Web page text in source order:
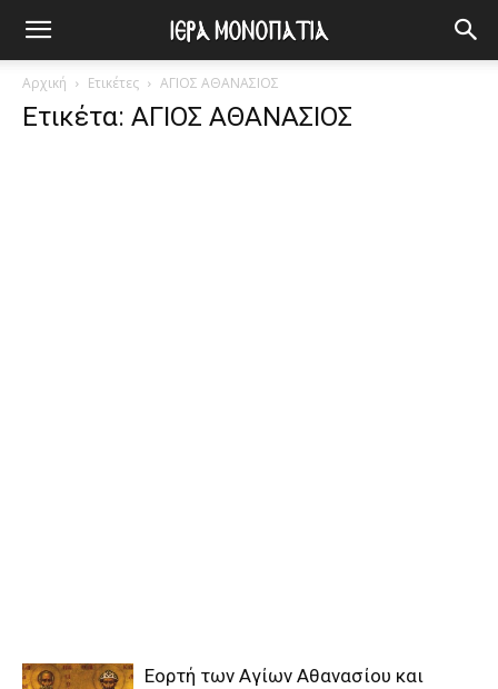
Αρχική Ετικέτες ΑΓΙΟΣ ΑΘΑΝΑΣΙΟΣ
Ετικέτα: ΑΓΙΟΣ ΑΘΑΝΑΣΙΟΣ
Εορτή των Αγίων Αθανασίου και